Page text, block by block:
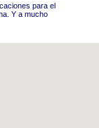
para el
Y a mucho